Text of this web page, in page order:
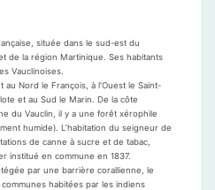
située dans le sud-est du
de la région Martinique. Ses habitants
Vauclinoises.
Nord le François, à l’Ouest le Saint-
et au Sud le Marin. De la côte
du Vauclin, il y a une forêt xérophile
humide). L’habitation du seigneur de
de canne à sucre et de tabac,
institué en commune en 1837.
par une barrière corallienne, le
habitées par les indiens